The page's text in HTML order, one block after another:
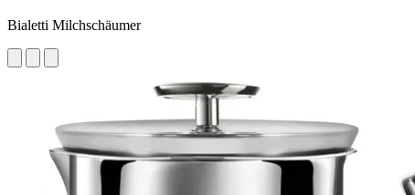
Bialetti Milchschäumer